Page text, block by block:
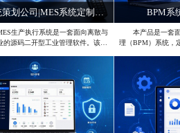
MES系统策划公司|MES系统定制案例
生产执行系统是一套面向离散与
的源码二开型工业管理软件。该系
量质检到成品出库的全链路数字化
端后台与车间手持终端协同，解
岛问题，实现生产过程透明化与可
业构建数字化工厂底座。
BPM系
本产品是一套面
理（BPM）系统，
署。通过内置
人事等核心场景，
字化闭环，确保数